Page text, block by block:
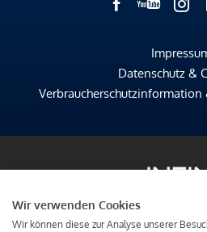
Datenschutz &
Wir verwenden Cookies
Wir können diese zur Analyse unserer